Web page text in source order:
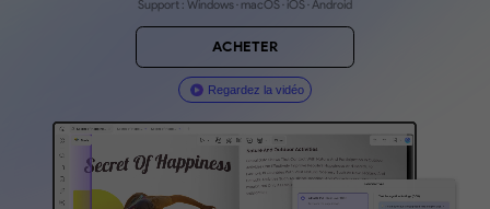
Téléchargement gratuit
Support : Windows · macOS · iOS · Android
ACHETER